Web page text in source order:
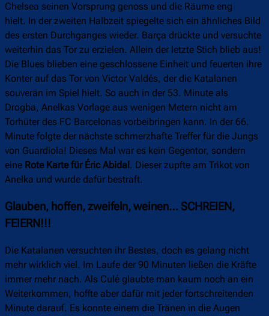
Chelsea seinen Vorsprung genoss und die Räume eng
hielt. In der zweiten Halbzeit spiegelte sich ein ähnliches Bild
des ersten Durchganges wieder. Barça drückte und versuchte
weiterhin das Tor zu erzielen. Allein der letzte Stich blieb aus!
Die Blues blieben eine geschlossene Einheit und feuerten ihre
Konter auf das Tor von Victor Valdés, der die Katalanen
souverän im Spiel hielt. So auch in der 53. Minute als
Drogba, Anelkas Vorlage aus wenigen Metern nicht am
Torhüter des FC Barcelonas vorbeibringen kann. In der 66.
Minute folgte der nächste schmerzhafte Treffer für die Jungs
von Guardiola! Dieses Mal war es kein Gegentor, sondern
eine Rote Karte für Éric Abidal . Dieser zupfte am Trikot von
Anelka und wurde dafür bestraft.
Glauben, hoffen, zweifeln, weinen… SCHREIEN,
FEIERN!!!
Die Katalanen versuchten ihr Bestes, doch es gelang nicht
mehr wirklich viel. Im Laufe der 90 Minuten ließen die Kräfte
immer mehr nach. Als Culé glaubte man kaum noch an ein
Weiterkommen, hoffte aber dafür mit jeder fortschreitenden
Minute darauf. Es konnte einem die Tränen in die Augen